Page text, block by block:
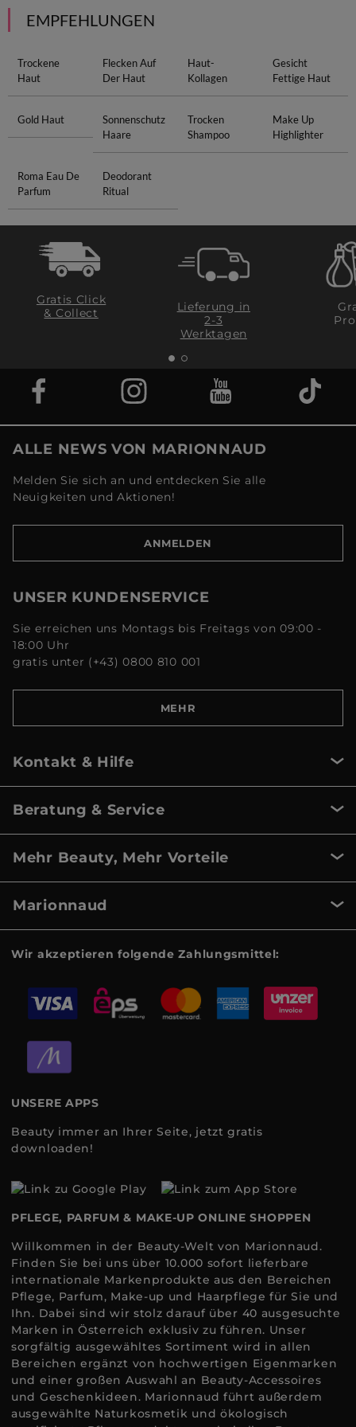
EMPFEHLUNGEN
Trockene
Haut
Flecken Auf
Der Haut
Haut-
Kollagen
Gesicht
Fettige Haut
Gold Haut
Sonnenschutz
Haare
Trocken
Shampoo
Make Up
Highlighter
Roma Eau De
Parfum
Deodorant
Ritual
Gratis Click
& Collect
Lieferung in
2-3
Werktagen
ALLE NEWS VON MARIONNAUD
Melden Sie sich an und entdecken Sie alle
Neuigkeiten und Aktionen!
ANMELDEN
UNSER KUNDENSERVICE
Sie erreichen uns Montags bis Freitags von 09:00 -
18:00 Uhr
gratis unter (+43) 0800 810 001
MEHR
Kontakt & Hilfe
Beratung & Service
Mehr Beauty, Mehr Vorteile
Marionnaud
Wir akzeptieren folgende Zahlungsmittel:
UNSERE APPS
Beauty immer an Ihrer Seite, jetzt gratis
downloaden!
PFLEGE, PARFUM & MAKE-UP ONLINE SHOPPEN
Willkommen in der Beauty-Welt von Marionnaud.
Finden Sie bei uns über 10.000 sofort lieferbare
internationale Markenprodukte aus den Bereichen
Pflege, Parfum, Make-up und Haarpflege für Sie und
Ihn. Dabei sind wir stolz darauf über 40 ausgesuchte
Marken in Österreich exklusiv zu führen. Unser
sorgfältig ausgewähltes Sortiment wird in allen
Bereichen ergänzt von hochwertigen Eigenmarken
und einer großen Auswahl an Beauty-Accessoires
und Geschenkideen. Marionnaud führt außerdem
ausgewählte Naturkosmetik und ökologisch